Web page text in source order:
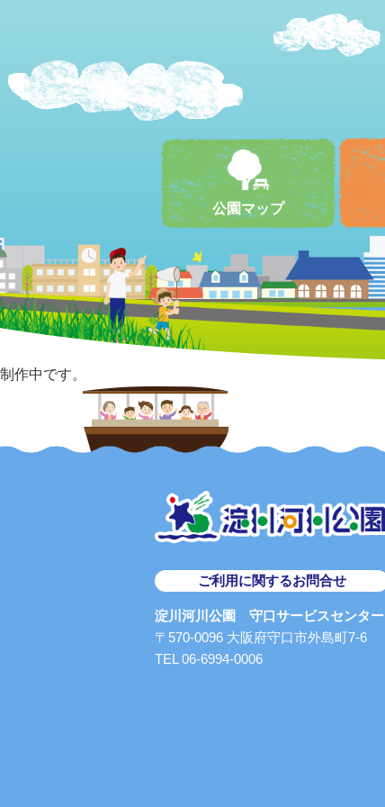
公園マップ
制作中です。
ご利用に関するお問合せ
淀川河川公園 守口サービスセンター
〒570-0096 大阪府守口市外島町7-6
TEL 06-6994-0006